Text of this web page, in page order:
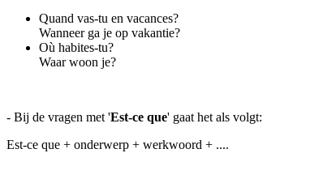
Quand vas-tu en vacances?
Wanneer ga je op vakantie?
Où habites-tu?
Waar woon je?
- Bij de vragen met 'Est-ce que' gaat het als volgt:
Est-ce que + onderwerp + werkwoord + ....